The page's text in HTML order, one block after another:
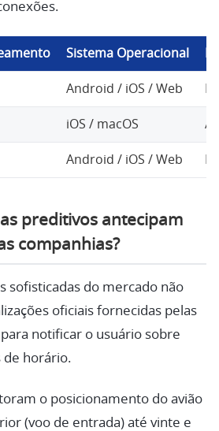
Sistema Operacional
Android / iOS / Web
iOS / macOS
Android / iOS / Web
preditivos antecipam
companhias?
sofisticadas do mercado não
oficiais fornecidas pelas
notificar o usuário sobre
de horário.
o posicionamento do avião
(voo de entrada) até vinte e